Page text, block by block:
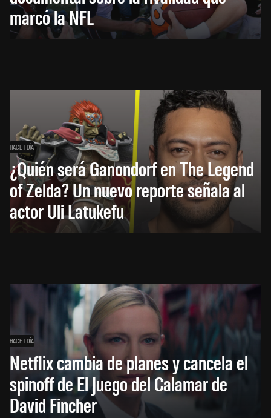
marcó la NFL
HACE 1 DÍA
¿Quién será Ganondorf en The Legend
of Zelda? Un nuevo reporte señala al
actor Uli Latukefu
HACE 1 DÍA
Netflix cambia de planes y cancela el
spinoff de El Juego del Calamar de
David Fincher